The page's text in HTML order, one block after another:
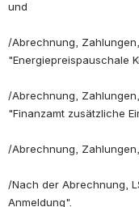
und
/Abrechnung,
"Energiepreispauschale
/Abrechnung,
"Finanzamt zusätzliche
/Abrechnung,
/Nach der Abrechnung,
Anmeldung".